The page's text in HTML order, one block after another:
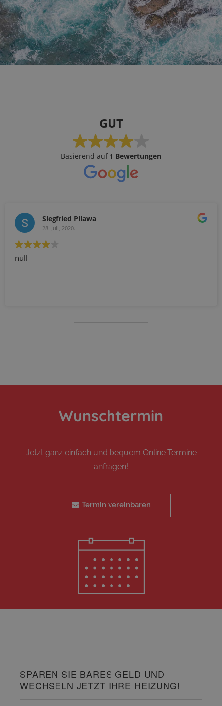
GUT
Basierend auf 1 Bewertungen
Siegfried Pilawa
28. Juli, 2020.
null
Wunschtermin
Jetzt ganz einfach und bequem Online Termine
anfragen!
Termin vereinbaren
SPAREN SIE BARES GELD UND
WECHSELN JETZT IHRE HEIZUNG!